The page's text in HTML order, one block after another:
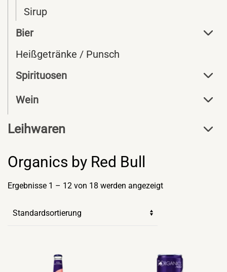
Sirup
Bier
Heißgetränke / Punsch
Spirituosen
Wein
Leihwaren
Organics by Red Bull
Ergebnisse 1 – 12 von 18 werden angezeigt